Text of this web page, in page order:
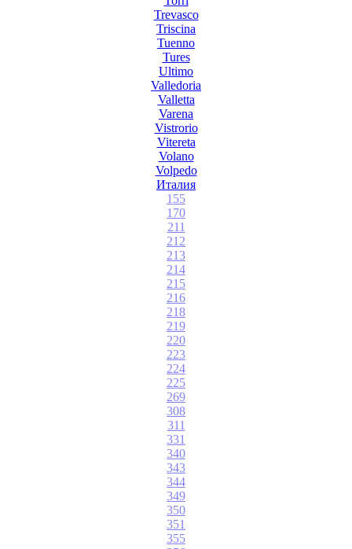
Trevasco
Triscina
Tuenno
Tures
Ultimo
Valledoria
Valletta
Varena
Vistrorio
Vitereta
Volano
Volpedo
Италия
155
170
211
212
213
214
215
216
218
219
220
223
224
225
269
308
311
331
340
343
344
349
350
351
355